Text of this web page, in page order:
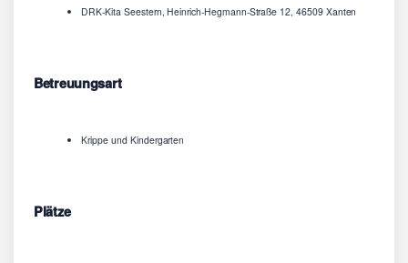
DRK-Kita Seestern, Heinrich-Hegmann-Straße 12, 46509 Xanten
Betreuungsart
Krippe und Kindergarten
Plätze